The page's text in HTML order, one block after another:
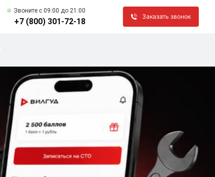
Звоните c 09:00 до 21:00
+7 (800) 301-72-18
Заказать звонок